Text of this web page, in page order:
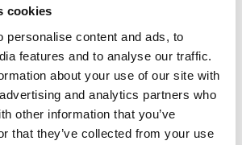
cookies
personalise content and ads, to
features and to analyse our traffic.
about your use of our site with
and analytics partners who
other information that you’ve
that they’ve collected from your use